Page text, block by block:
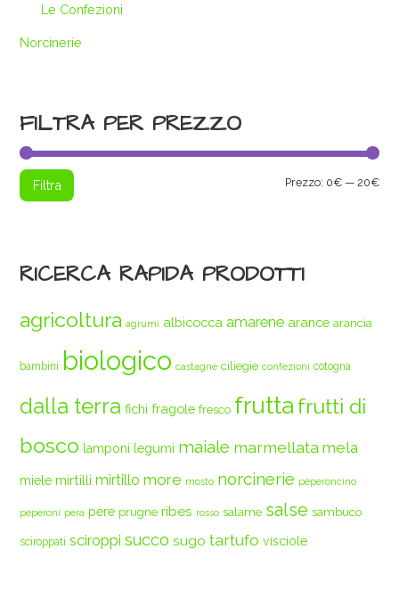
Le Confezioni
Norcinerie
FILTRA PER PREZZO
Filtra Prezzo: 0€— 20€
RICERCA RAPIDA PRODOTTI
agricoltura agrumi albicocca amarene arance arancia
bambini biologico castagne ciliegie confezioni cotogna
dalla terra fichi fragole fresco frutta frutti di
bosco lamponi legumi maiale marmellata mela
miele mirtilli mirtillo more mosto norcinerie peperoncino
peperoni pera pere prugne ribes rosso salame salse sambuco
sciroppati sciroppi succo sugo tartufo visciole